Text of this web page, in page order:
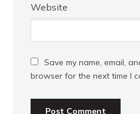
Website
Save my name, email,
browser for the next time I